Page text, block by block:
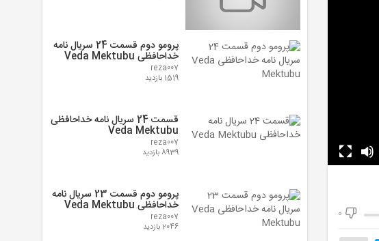
پرومو دوم قسمت 24 سریال نامه
خداحافظی Veda Mektubu
reza007
1519 بازدید
قسمت 24 سریال نامه خداحافظی
Veda Mektubu
reza007
8939 بازدید
پرومو دوم قسمت 23 سریال نامه
خداحافظی Veda Mektubu
reza007
2046 بازدید
0